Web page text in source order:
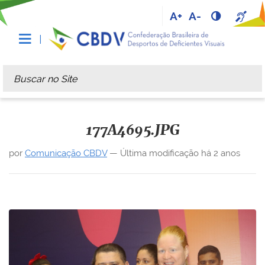
A+ A-
Busca
Busca Avançada…
177A4695.JPG
por Comunicação CBDV— Última modificação há 2 anos